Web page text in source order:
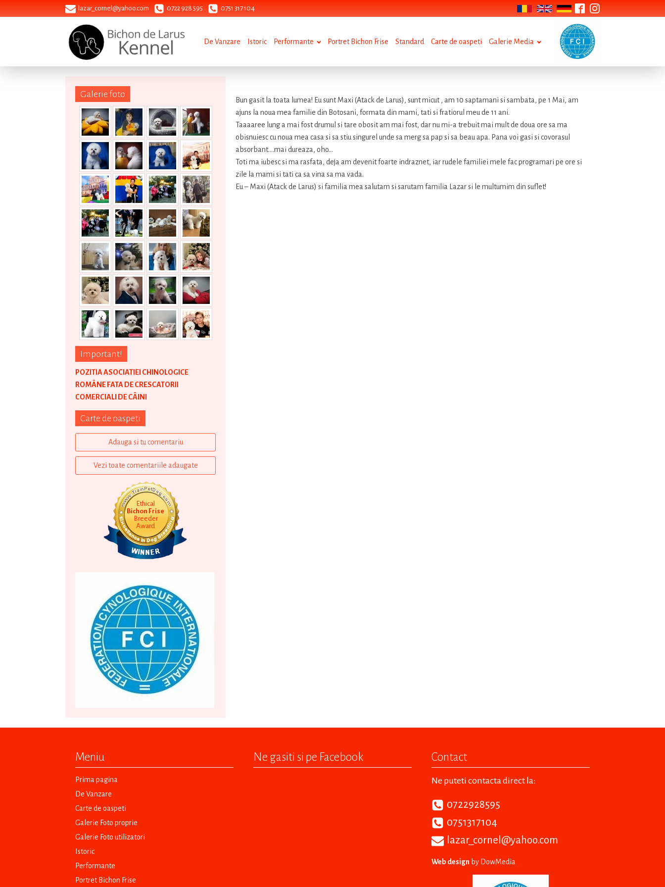
lazar_cornel@yahoo.com 0722 928 595 0751 317 104
De Vanzare Istoric Performante Portret Bichon Frise Standard Carte de oaspeti Galerie Media
Galerie foto
Important!
POZITIA ASOCIATIEI CHINOLOGICE
ROMÂNE FATA DE CRESCATORII
COMERCIALI DE CÂINI
Carte de oaspeti
Adauga si tu comentariu
Vezi toate comentariile adaugate
Ethical
Bichon Frise
Breeder
Award
Bun gasit la toata lumea! Eu sunt Maxi (Atack de Larus), sunt micut , am 10 saptamani si sambata, pe 1 Mai, am
ajuns la noua mea familie din Botosani, formata din mami, tati si fratiorul meu de 11 ani.
Taaaaree lung a mai fost drumul si tare obosit am mai fost, dar nu mi-a trebuit mai mult de doua ore sa ma
obisnuiesc cu noua mea casa si sa stiu singurel unde sa merg sa pap si sa beau apa. Pana voi gasi si covorasul
absorbant….mai dureaza, oho…
Toti ma iubesc si ma rasfata, deja am devenit foarte indraznet, iar rudele familiei mele fac programari pe ore si
zile la mami si tati ca sa vina sa ma vada.
Eu – Maxi (Atack de Larus) si familia mea salutam si sarutam familia Lazar si le multumim din suflet!
Meniu
Prima pagina
De Vanzare
Carte de oaspeti
Galerie Foto proprie
Galerie Foto utilizatori
Istoric
Performante
Portret Bichon Frise
Ne gasiti si pe Facebook Contact
Ne puteti contacta direct la:
0722928595
0751317104
lazar_cornel@yahoo.com
Web design by DowMedia